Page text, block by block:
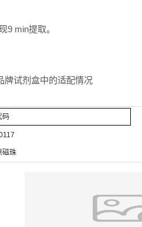
9 min提取。
牌试剂盒中的适配情况
码
磁珠